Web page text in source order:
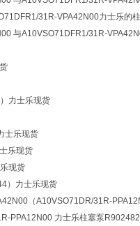
31R-VPA42N00力士乐
与A10VSO71DFR1/31R-
力士乐现货
士乐现货
乐现货
现货
）力士乐现货
（A10VSO71DR/31R-
PPA12N00 力士乐柱塞泵